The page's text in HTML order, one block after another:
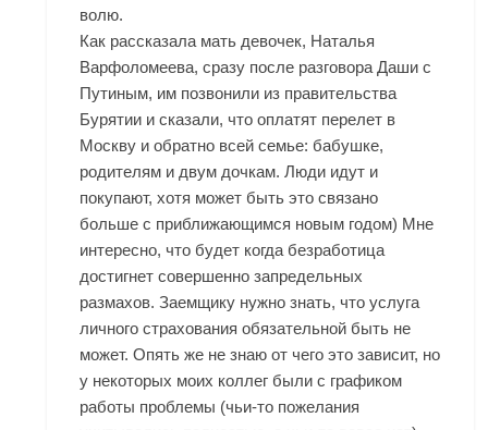
волю.
Как рассказала мать девочек, Наталья
Варфоломеева, сразу после разговора Даши с
Путиным, им позвонили из правительства
Бурятии и сказали, что оплатят перелет в
Москву и обратно всей семье: бабушке,
родителям и двум дочкам. Люди идут и
покупают, хотя может быть это связано
больше с приближающимся новым годом) Мне
интересно, что будет когда безработица
достигнет совершенно запредельных
размахов. Заемщику нужно знать, что услуга
личного страхования обязательной быть не
может. Опять же не знаю от чего это зависит, но
у некоторых моих коллег были с графиком
работы проблемы (чьи-то пожелания